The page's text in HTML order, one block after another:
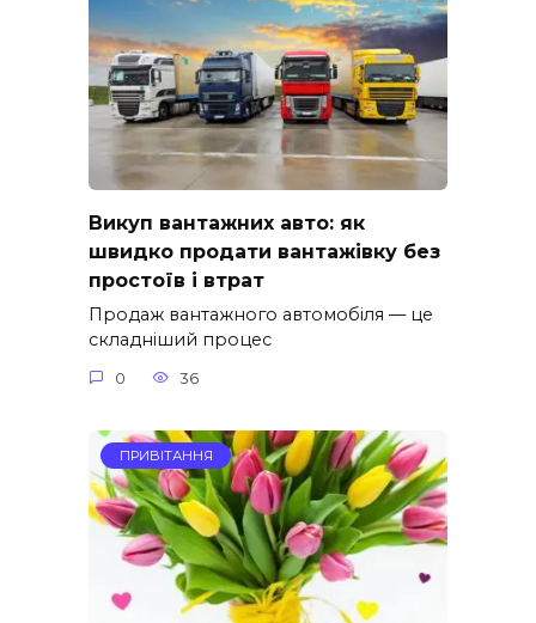
Викуп вантажних авто: як
швидко продати вантажівку без
простоїв і втрат
Продаж вантажного автомобіля — це
складніший процес
0 36
ПРИВІТАННЯ